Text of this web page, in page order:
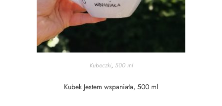
Kubeczki, 500 ml
Kubek Jestem wspaniała, 500 ml